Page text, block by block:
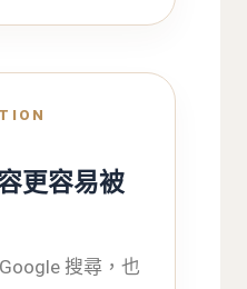
更容易被
搜尋，也